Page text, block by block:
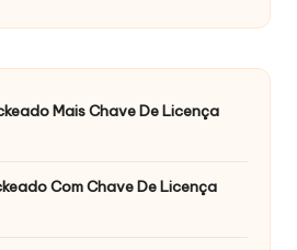
Mais Chave De Licença
Com Chave De Licença